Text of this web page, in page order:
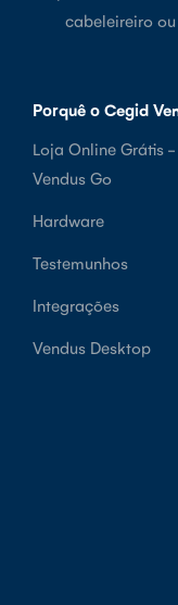
cabeleireiro
Porquê o Cegid
Loja Online Grátis -
Vendus Go
Hardware
Testemunhos
Integrações
Vendus Desktop